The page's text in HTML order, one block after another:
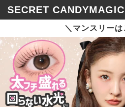
SECRET
＼マンスリーは